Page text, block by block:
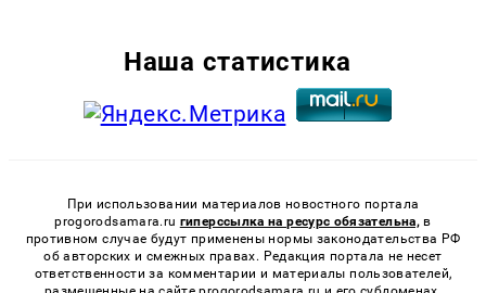
Наша статистика
При использовании материалов новостного портала
progorodsamara.ru гиперссылка на ресурс обязательна, в
противном случае будут применены нормы законодательства РФ
об авторских и смежных правах. Редакция портала не несет
ответственности за комментарии и материалы пользователей,